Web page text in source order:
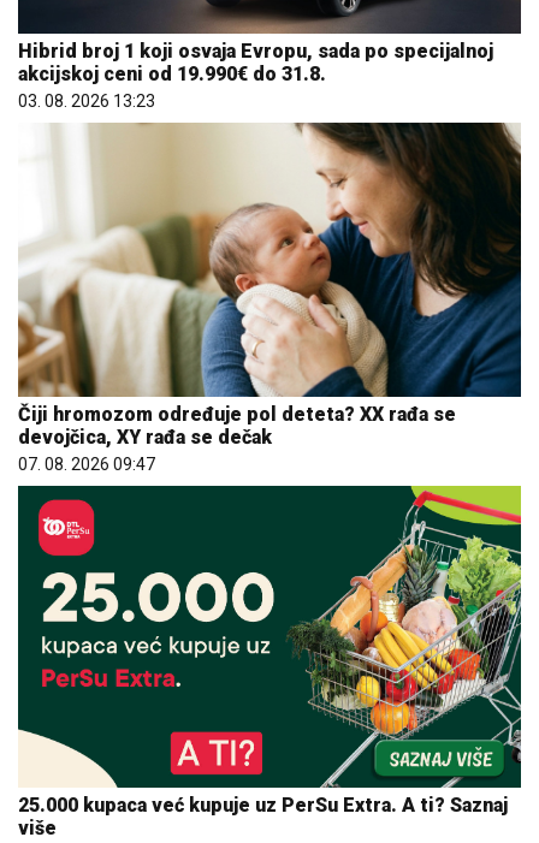
Hibrid broj 1 koji osvaja Evropu, sada po specijalnoj
akcijskoj ceni od 19.990€ do 31.8.
03. 08. 2026 13:23
Čiji hromozom određuje pol deteta? XX rađa se
devojčica, XY rađa se dečak
07. 08. 2026 09:47
25.000 kupaca već kupuje uz PerSu Extra. A ti? Saznaj
više